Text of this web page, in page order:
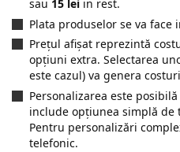
sau 15 lei in rest.
Plata produselor se va face
Prețul afișat reprezintă
opțiuni extra. Selectarea
este cazul) va genera
Personalizarea este
include opțiunea simplă
Pentru personalizări
telefonic.